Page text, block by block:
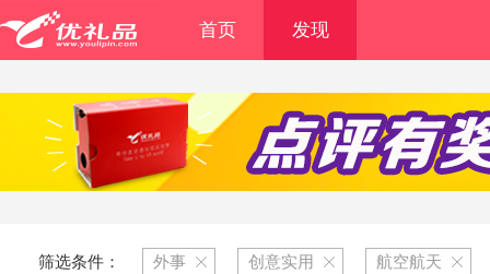
首页 发现
筛选条件： 外事 创意实用 航空航天